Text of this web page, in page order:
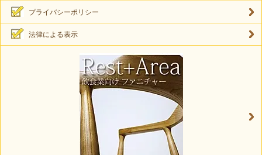
プライバシーポリシー
法律による表示